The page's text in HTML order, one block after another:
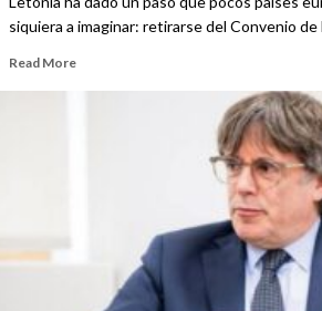
siquiera a imaginar: retirarse del Convenio de
Read More